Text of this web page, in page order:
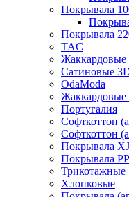
Покрывала
Покрывала
TAC
Жаккардовые
Сатиновые
OdaModa
Жаккардовые
Португалия
Софткоттон
Софткоттон
Покрывала XJ
Покрывала
Трикотажные
Хлопковые